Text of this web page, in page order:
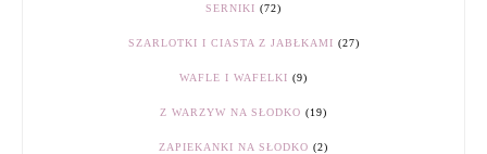
SERNIKI (72)
SZARLOTKI I CIASTA Z JABŁKAMI (27)
WAFLE I WAFELKI (9)
Z WARZYW NA SŁODKO (19)
ZAPIEKANKI NA SŁODKO (2)